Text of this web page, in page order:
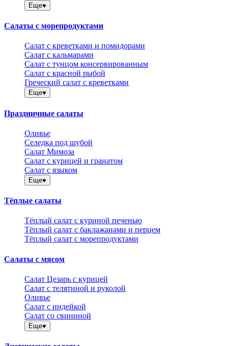
Еще
Салаты с морепродуктами
Салат с креветками и помидорами
Салат с кальмарами
Салат с тунцом консервированным
Салат с красной рыбой
Греческий салат с креветками
Еще
Праздничные салаты
Оливье
Селедка под шубой
Салат Мимоза
Салат с курицей и гранатом
Салат с языком
Еще
Тёплые салаты
Тёплый салат с куриной печенью
Тёплый салат с баклажанами и перцем
Тёплый салат с морепродуктами
Салаты с мясом
Салат Цезарь с курицей
Салат с телятиной и руколой
Оливье
Салат с индейкой
Салат со свининой
Еще